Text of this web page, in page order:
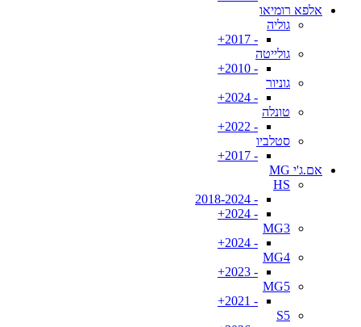
אלפא רומיאו
גוליה
- 2017+
גולייטה
- 2010+
גוניור
- 2024+
טונלה
- 2022+
סטלביו
- 2017+
אם.ג'י MG
HS
- 2018-2024
- 2024+
MG3
- 2024+
MG4
- 2023+
MG5
- 2021+
S5